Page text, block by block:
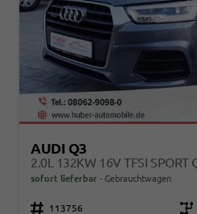
AUDI Q3
sofort lieferbar Gebrauchtwagen
Fahrzeugnr. 113756 Getriebe